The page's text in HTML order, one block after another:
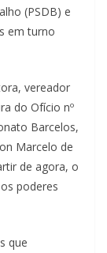
(PSDB) e
em turno
vereador
do Ofício nº
Barcelos,
Marcelo de
de agora, o
poderes
que